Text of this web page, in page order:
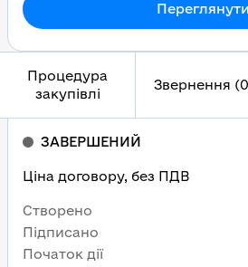
Процедура
закупівлі
Звернення
ЗАВЕРШЕНИЙ
Ціна договору, без ПДВ
Створено
Підписано
Початок дії
Переглянути